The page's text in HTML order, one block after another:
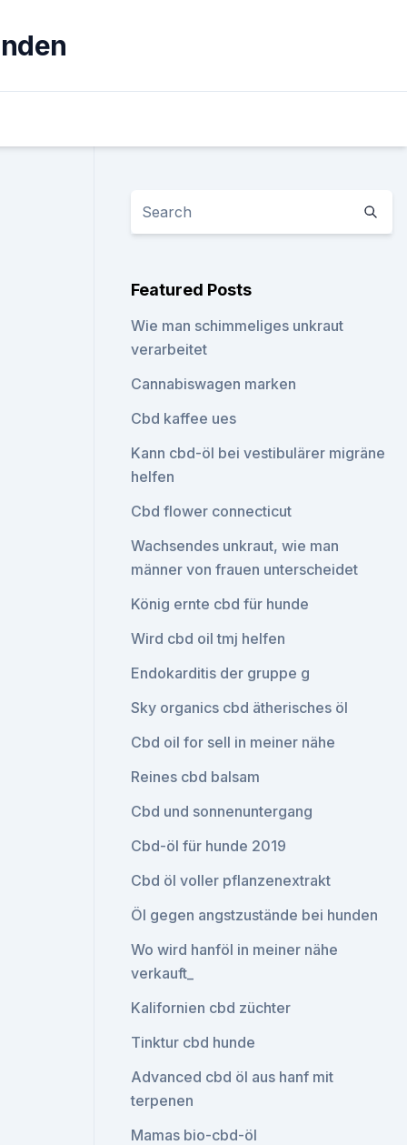
Featured Posts
Wie man schimmeliges unkraut
verarbeitet
Cannabiswagen marken
Cbd kaffee ues
Kann cbd-öl bei vestibulärer migräne
helfen
Cbd flower connecticut
Wachsendes unkraut, wie man
männer von frauen unterscheidet
König ernte cbd für hunde
Wird cbd oil tmj helfen
Endokarditis der gruppe g
Sky organics cbd ätherisches öl
Cbd oil for sell in meiner nähe
Reines cbd balsam
Cbd und sonnenuntergang
Cbd-öl für hunde 2019
Cbd öl voller pflanzenextrakt
Öl gegen angstzustände bei hunden
Wo wird hanföl in meiner nähe
verkauft_
Kalifornien cbd züchter
Tinktur cbd hunde
Advanced cbd öl aus hanf mit
terpenen
Mamas bio-cbd-öl